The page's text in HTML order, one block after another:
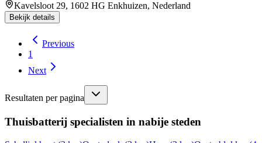
Kavelsloot 29, 1602 HG Enkhuizen, Nederland
Bekijk details
Previous
1
Next
Resultaten per pagina
Thuisbatterij specialisten in nabije steden